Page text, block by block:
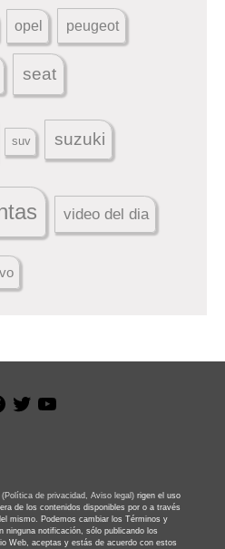
opel peugeot
seat
suv suzuki
video del dia
Facebook
Twitter
(Política de privacidad, Aviso legal) rigen el uso
de los contenidos disponibles por o a través
mismo. Podemos cambiar los Términos y
ninguna notificación, sólo publicando los
Web, aceptas y estás de acuerdo con estos